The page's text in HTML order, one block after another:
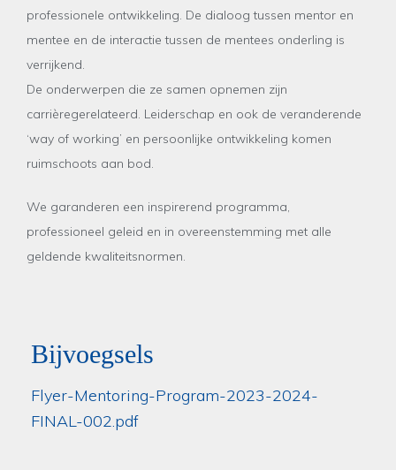
professionele ontwikkeling. De dialoog tussen mentor en
mentee en de interactie tussen de mentees onderling is
verrijkend.
De onderwerpen die ze samen opnemen zijn
carrièregerelateerd. Leiderschap en ook de veranderende
‘way of working’ en persoonlijke ontwikkeling komen
ruimschoots aan bod.
We garanderen een inspirerend programma,
professioneel geleid en in overeenstemming met alle
geldende kwaliteitsnormen.
Bijvoegsels
Flyer-Mentoring-Program-2023-2024-
FINAL-002.pdf